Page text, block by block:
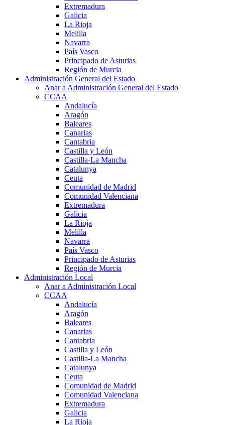
Extremadura
Galicia
La Rioja
Melilla
Navarra
País Vasco
Principado de Asturias
Región de Murcia
Administración General del Estado
Anar a Administración General del Estado
CCAA
Andalucía
Aragón
Baleares
Canarias
Cantabria
Castilla y León
Castilla-La Mancha
Catalunya
Ceuta
Comunidad de Madrid
Comunidad Valenciana
Extremadura
Galicia
La Rioja
Melilla
Navarra
País Vasco
Principado de Asturias
Región de Murcia
Administración Local
Anar a Administración Local
CCAA
Andalucía
Aragón
Baleares
Canarias
Cantabria
Castilla y León
Castilla-La Mancha
Catalunya
Ceuta
Comunidad de Madrid
Comunidad Valenciana
Extremadura
Galicia
La Rioja